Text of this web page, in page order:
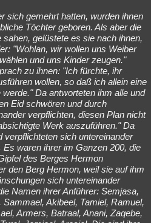
sich gemehrt hatten, wurden ihnen
Töchter geboren. Als aber die
gelüstete es sie nach ihnen,
"Wohlan, wir wollen uns Weiber
und uns Kinder zeugen."
zu ihnen: "Ich fürchte, ihr
wollen, so daß ich allein eine
Da antworteten ihm alle und
Eid schwören und durch
verpflichten, diesen Plan nicht
Werk auszuführen." Da
sich untereinander
waren ihrer im Ganzen 200, die
des Berges Hermon
den Berg Hermon, weil sie auf ihm
sich untereinander
Namen ihrer Anführer: Semjasa,
Akibeel, Tamiel, Ramuel,
Armers, Batraal, Anani, Zaqebe,